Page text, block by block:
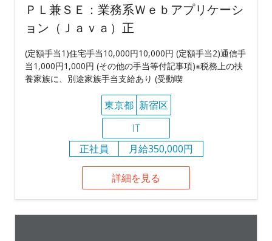
ＰＬ兼ＳＥ：業務系Ｗｅｂアプリケーシ
ョン（Ｊａｖａ）正
(定額手当1)住宅手当10,000円10,000円 (定額手当2)通信手
当1,000円1,000円 (その他の手当等付記事項)※税務上の扶
養家族に、別途家族手当支給あり (受動喫
東京都 新宿区
IT
正社員
月給350,000円
詳細を見る